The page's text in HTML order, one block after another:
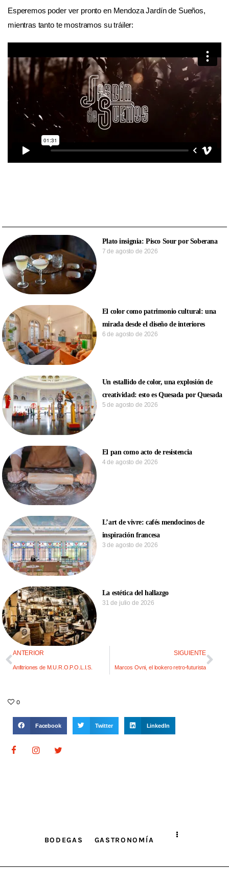
Esperemos poder ver pronto en Mendoza Jardín de Sueños,
mientras tanto te mostramos su tráiler:
Plato insignia: Pisco Sour por Soberana
7 de agosto de 2026
El color como patrimonio cultural: una
mirada desde el diseño de interiores
6 de agosto de 2026
Un estallido de color, una explosión de
creatividad: esto es Quesada por Quesada
5 de agosto de 2026
El pan como acto de resistencia
4 de agosto de 2026
L’art de vivre: cafés mendocinos de
inspiración francesa
3 de agosto de 2026
La estética del hallazgo
31 de julio de 2026
ANTERIOR
Anfitriones de M.U.R.O.P.O.L.I.S.
SIGUIENTE
Marcos Ovni, el lookero retro-futurista
0
Facebook Twitter LinkedIn
BODEGAS GASTRONOMÍA